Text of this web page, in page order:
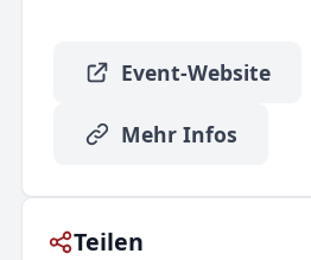
Event-Website
Mehr Infos
Teilen